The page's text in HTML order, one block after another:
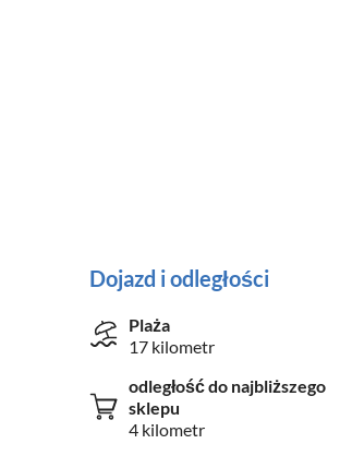
Dojazd i odległości
Plaża
17 kilometr
odległość do najbliższego
sklepu
4 kilometr